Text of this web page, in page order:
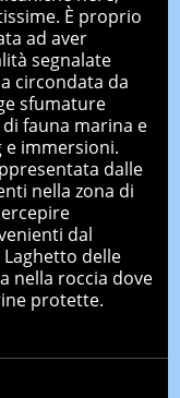
È proprio
ad aver
segnalate
circondata da
sfumature
fauna marina e
immersioni.
dalle
nella zona di
dal
delle
nella roccia dove
protette.